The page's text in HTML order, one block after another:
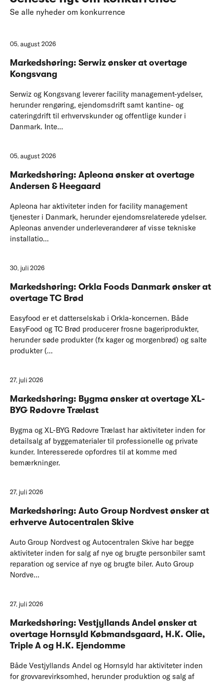
Se alle nyheder om konkurrence
05. august 2026
Markedshøring: Serwiz ønsker at overtage
Kongsvang
Serwiz og Kongsvang leverer facility management-ydelser,
herunder rengøring, ejendomsdrift samt kantine- og
cateringdrift til erhvervskunder og offentlige kunder i
Danmark. Inte...
05. august 2026
Markedshøring: Apleona ønsker at overtage
Andersen & Heegaard
Apleona har aktiviteter inden for facility management
tjenester i Danmark, herunder ejendomsrelaterede ydelser.
Apleonas anvender underleverandører af visse tekniske
installatio...
30. juli 2026
Markedshøring: Orkla Foods Danmark ønsker at
overtage TC Brød
Easyfood er et datterselskab i Orkla-koncernen. Både
EasyFood og TC Brød producerer frosne bageriprodukter,
herunder søde produkter (fx kager og morgenbrød) og salte
produkter (...
27. juli 2026
Markedshøring: Bygma ønsker at overtage XL-
BYG Rødovre Trælast
Bygma og XL-BYG Rødovre Trælast har aktiviteter inden for
detailsalg af byggematerialer til professionelle og private
kunder. Interesserede opfordres til at komme med
bemærkninger.
27. juli 2026
Markedshøring: Auto Group Nordvest ønsker at
erhverve Autocentralen Skive
Auto Group Nordvest og Autocentralen Skive har begge
aktiviteter inden for salg af nye og brugte personbiler samt
reparation og service af nye og brugte biler. Auto Group
Nordve...
27. juli 2026
Markedshøring: Vestjyllands Andel ønsker at
overtage Hornsyld Købmandsgaard, H.K. Olie,
Triple A og H.K. Ejendomme
Både Vestjyllands Andel og Hornsyld har aktiviteter inden
for grovvarevirksomhed, herunder produktion og salg af